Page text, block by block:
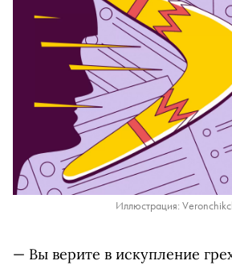
Иллюстрация:
— Вы верите в искупление